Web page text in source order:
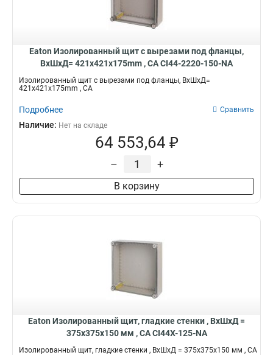
Eaton Изолированный щит с вырезами под фланцы,
ВхШхД= 421x421x175mm , СА CI44-2220-150-NA
Изолированный щит с вырезами под фланцы, ВхШхД=
421x421x175mm , СА
Подробнее Сравнить
Наличие: Нет на складе
64 553,64 ₽
– +
В корзину
Eaton Изолированный щит, гладкие стенки , ВхШхД =
375x375x150 мм , СА CI44X-125-NA
Изолированный щит, гладкие стенки , ВхШхД = 375x375x150 мм , СА